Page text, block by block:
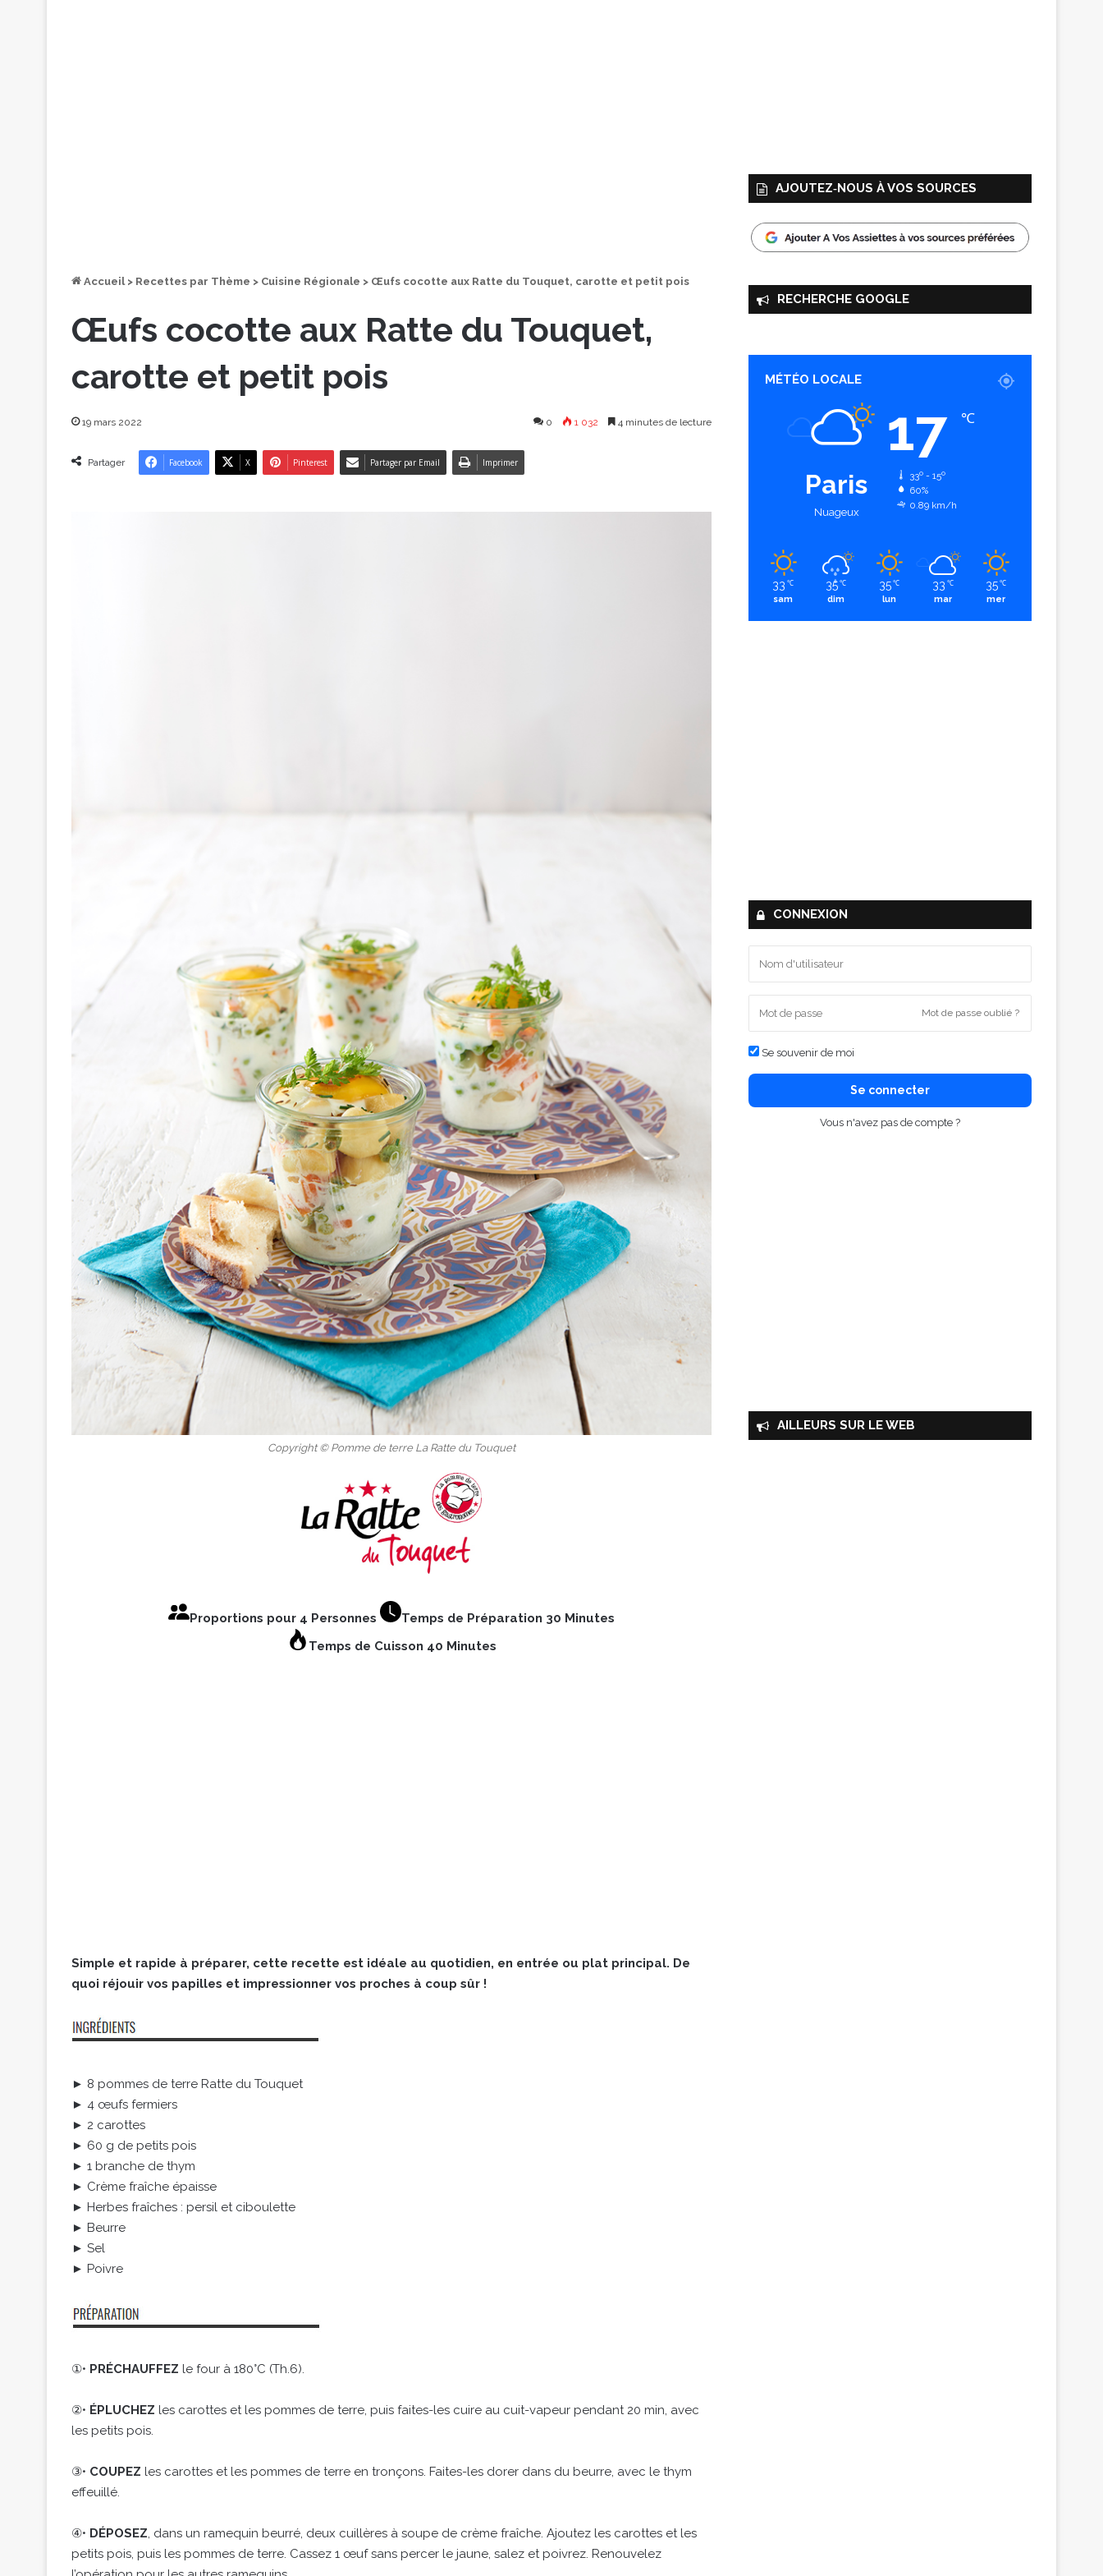
Accueil > Recettes par Thème > Cuisine Régionale > Œufs cocotte aux Ratte du Touquet, carotte et petit pois
Œufs cocotte aux Ratte du Touquet,
carotte et petit pois
19 mars 2022 0 1 032 4 minutes de lecture
Partager Facebook X Pinterest Partager par Email Imprimer
Copyright © Pomme de terre La Ratte du Touquet
Proportions pour 4 Personnes
Temps de Préparation 30 Minutes
Temps de Cuisson 40 Minutes
Simple et rapide à préparer, cette recette est idéale au quotidien, en entrée ou plat principal. De
quoi réjouir vos papilles et impressionner vos proches à coup sûr !
► 8 pommes de terre Ratte du Touquet
► 4 œufs fermiers
► 2 carottes
► 60 g de petits pois
► 1 branche de thym
► Crème fraîche épaisse
► Herbes fraîches : persil et ciboulette
► Beurre
► Sel
► Poivre
①• PRÉCHAUFFEZ le four à 180°C (Th.6).
②• ÉPLUCHEZ les carottes et les pommes de terre, puis faites-les cuire au cuit-vapeur pendant 20 min, avec
les petits pois.
③• COUPEZ les carottes et les pommes de terre en tronçons. Faites-les dorer dans du beurre, avec le thym
effeuillé.
④• DÉPOSEZ, dans un ramequin beurré, deux cuillères à soupe de crème fraîche. Ajoutez les carottes et les
petits pois, puis les pommes de terre. Cassez 1 œuf sans percer le jaune, salez et poivrez. Renouvelez
AJOUTEZ‑NOUS À VOS SOURCES
RECHERCHE GOOGLE
MÉTÉO LOCALE
Paris
Nuageux
17 ℃
33º - 15º
60%
0.89 km/h
33 ℃
sam
35 ℃
dim
35 ℃
lun
33 ℃
mar
35 ℃
mer
CONNEXION
Mot de passe oublié ?
Se souvenir de moi
Se connecter
Vous n'avez pas de compte ?
AILLEURS SUR LE WEB